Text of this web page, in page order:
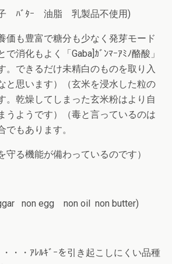
ﾊﾞﾀｰ 油脂 乳製品不使用)
価も豊富で糖分も少なく発芽モード
消化もよく「Gaba]ｶﾞﾝﾏｰｱﾐﾉ酪酸」
。できるだけ未精白のものを取り入
と思います）（玄米を浸水した粒の
。乾燥してしまった玄米粉はより自
うようです）（毒と言っているのは
でもあります。
守る機能が備わっているのです）
non egg non oil non butter)
・・ｱﾚﾙｷﾞｰを引き起こしにくい品種